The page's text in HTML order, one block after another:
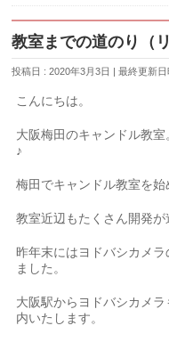
教室までの道のり（
投稿日 : 2020年3月3日 最終更新日
こんにちは。
大阪梅田のキャンドル教
♪
梅田でキャンドル教室を始
教室近辺もたくさん開発が
昨年末にはヨドバシカメ
ました。
大阪駅からヨドバシカメ
内いたします。